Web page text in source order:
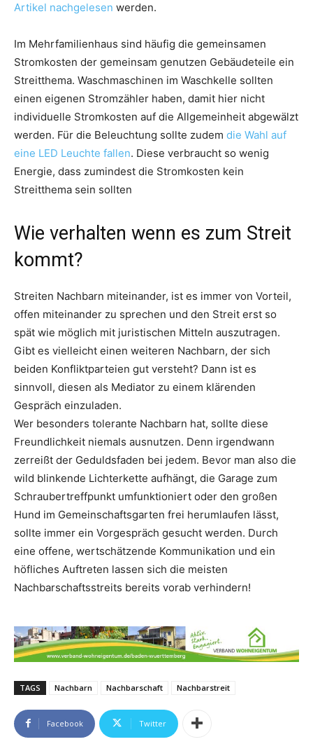
Artikel nachgelesen werden.
Im Mehrfamilienhaus sind häufig die gemeinsamen
Stromkosten der gemeinsam genutzen Gebäudeteile ein
Streitthema. Waschmaschinen im Waschkelle sollten
einen eigenen Stromzähler haben, damit hier nicht
individuelle Stromkosten auf die Allgemeinheit abgewälzt
werden. Für die Beleuchtung sollte zudem die Wahl auf
eine LED Leuchte fallen. Diese verbraucht so wenig
Energie, dass zumindest die Stromkosten kein
Streitthema sein sollten
Wie verhalten wenn es zum Streit
kommt?
Streiten Nachbarn miteinander, ist es immer von Vorteil,
offen miteinander zu sprechen und den Streit erst so
spät wie möglich mit juristischen Mitteln auszutragen.
Gibt es vielleicht einen weiteren Nachbarn, der sich
beiden Konfliktparteien gut versteht? Dann ist es
sinnvoll, diesen als Mediator zu einem klärenden
Gespräch einzuladen.
Wer besonders tolerante Nachbarn hat, sollte diese
Freundlichkeit niemals ausnutzen. Denn irgendwann
zerreißt der Geduldsfaden bei jedem. Bevor man also die
wild blinkende Lichterkette aufhängt, die Garage zum
Schraubertreffpunkt umfunktioniert oder den großen
Hund im Gemeinschaftsgarten frei herumlaufen lässt,
sollte immer ein Vorgespräch gesucht werden. Durch
eine offene, wertschätzende Kommunikation und ein
höfliches Auftreten lassen sich die meisten
Nachbarschaftsstreits bereits vorab verhindern!
TAGS Nachbarn Nachbarschaft Nachbarstreit
Facebook Twitter